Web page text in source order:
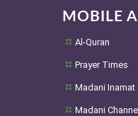
MOBILE
Al-Quran
Prayer Times
Madani Inamat
Madani Channel